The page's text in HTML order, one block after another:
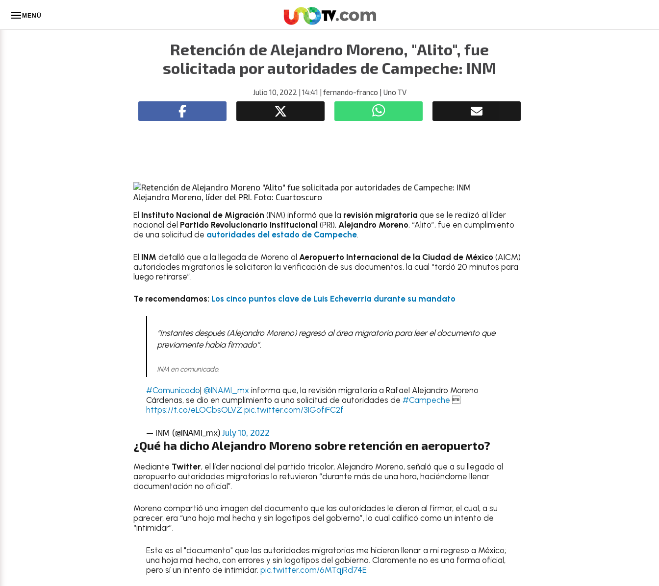
MENÚ
Retención de Alejandro Moreno, "Alito", fue
solicitada por autoridades de Campeche: INM
Julio 10, 2022 | 14:41 | fernando-franco | Uno TV
Alejandro Moreno, líder del PRI. Foto: Cuartoscuro
El Instituto Nacional de Migración (INM) informó que la revisión migratoria que se le realizó al líder
nacional del Partido Revolucionario Institucional (PRI), Alejandro Moreno, “Alito”, fue en cumplimiento
de una solicitud de autoridades del estado de Campeche.
El INM detalló que a la llegada de Moreno al Aeropuerto Internacional de la Ciudad de México (AICM)
autoridades migratorias le solicitaron la verificación de sus documentos, la cual “tardó 20 minutos para
luego retirarse”.
Te recomendamos: Los cinco puntos clave de Luis Echeverría durante su mandato
“Instantes después (Alejandro Moreno) regresó al área migratoria para leer el documento que
previamente había firmado”.
INM en comunicado.
#Comunicado| @INAMI_mxinforma que, la revisión migratoria a Rafael Alejandro Moreno
Cárdenas, se dio en cumplimiento a una solicitud de autoridades de #Campeche 
https://t.co/eLOCbsOLVZ pic.twitter.com/3IGofiFC2f
— INM (@INAMI_mx) July 10, 2022
¿Qué ha dicho Alejandro Moreno sobre retención en aeropuerto?
Mediante Twitter, el líder nacional del partido tricolor, Alejandro Moreno, señaló que a su llegada al
aeropuerto autoridades migratorias lo retuvieron “durante más de una hora, haciéndome llenar
documentación no oficial”.
Moreno compartió una imagen del documento que las autoridades le dieron al firmar, el cual, a su
parecer, era “una hoja mal hecha y sin logotipos del gobierno”, lo cual calificó como un intento de
“intimidar”.
Este es el "documento" que las autoridades migratorias me hicieron llenar a mi regreso a México;
una hoja mal hecha, con errores y sin logotipos del gobierno. Claramente no es una forma oficial,
pero sí un intento de intimidar. pic.twitter.com/6MTqjRd74E